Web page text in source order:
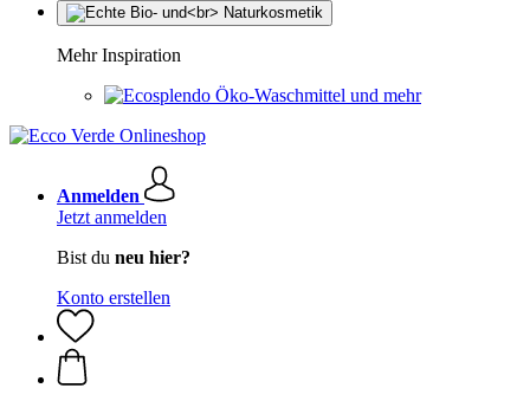
Mehr Inspiration
Öko-Waschmittel und mehr
Anmelden
Jetzt anmelden
Bist du neu hier?
Konto erstellen